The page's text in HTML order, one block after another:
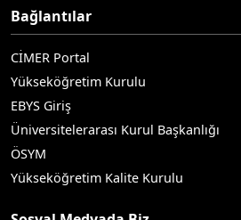
Bağlantılar
CİMER Portal
Yükseköğretim Kurulu
EBYS Giriş
Üniversitelerarası Kurul Başkanlığı
ÖSYM
Yükseköğretim Kalite Kurulu